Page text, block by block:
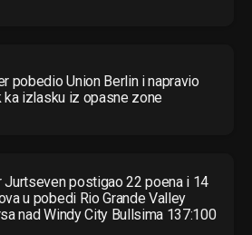
pobedio Union Berlin i napravio
ka izlasku iz opasne zone
Jurtseven postigao 22 poena i 14
u pobedi Rio Grande Valley
nad Windy City Bullsima 137:100